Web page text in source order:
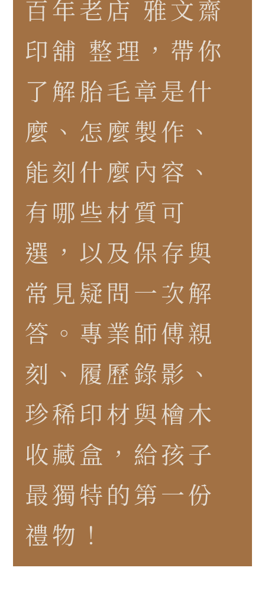
百年老店 雅文齋
印舖 整理，帶你
了解胎毛章是什
麼、怎麼製作、
能刻什麼內容、
有哪些材質可
選，以及保存與
常見疑問一次解
答。專業師傅親
刻、履歷錄影、
珍稀印材與檜木
收藏盒，給孩子
最獨特的第一份
禮物！